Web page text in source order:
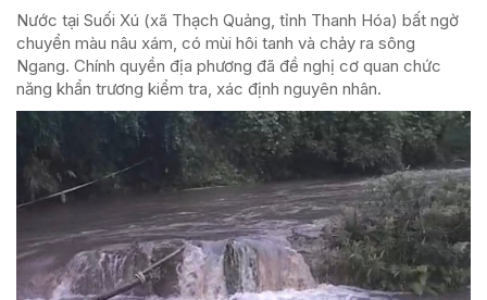
Nước tại Suối Xú (xã Thạch Quảng, tỉnh Thanh Hóa) bất ngờ
chuyển màu nâu xám, có mùi hôi tanh và chảy ra sông
Ngang. Chính quyền địa phương đã đề nghị cơ quan chức
năng khẩn trương kiểm tra, xác định nguyên nhân.